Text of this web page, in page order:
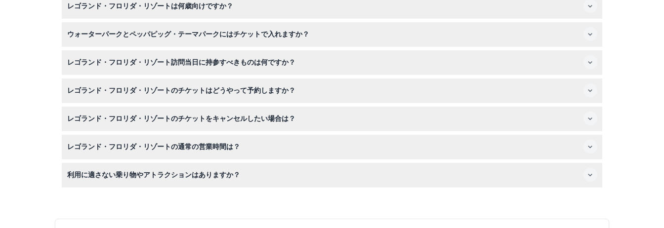
レゴランド・フロリダ・リゾートは何歳向けですか？
で、3歳未満の子供は無料で入場できますが、すべての乗り物を楽しめない場合があります。
ウォーターパークとペッパピッグ・テーマパークにはチケットで入れますか？
は適切なチケットをお選びください。
レゴランド・フロリダ・リゾート訪問当日に持参すべきものは何ですか？
画を立ててください。
レゴランド・フロリダ・リゾートのチケットはどうやって予約しますか？
レゴランド・フロリダ・リゾートのチケットをキャンセルしたい場合は？
レゴランド・フロリダ・リゾートの通常の営業時間は？
動することがあるため、ご来園前に公式カレンダーをご確認ください（変更の可能性がありますので予約時に必ずご確認ください）。
利用に適さない乗り物やアトラクションはありますか？